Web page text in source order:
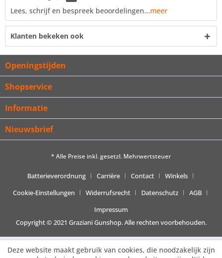
Lees, schrijf en bespreek beoordelingen...meer
Klanten bekeken ook
Openingstijden
Shopservice
Informatie
Nieuwsbrief
* Alle Preise inkl. gesetzl. Mehrwertsteuer
Batterieverordnung Carrière Contact
Winkels
Cookie-Einstellungen
Widerrufsrecht Datenschutz
AGB
Impressum
Copyright © 2021 Graziani Gunshop. Alle rechten voorbehouden.
Deze website maakt gebruik van cookies, die noodzakelijk zijn